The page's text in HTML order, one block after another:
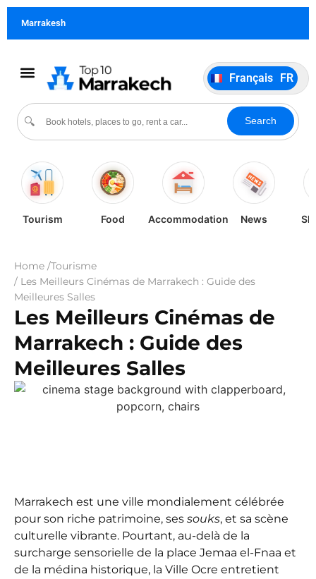
Marrakesh
🔍 Search
Français FR
Italiano IT
Português PT
Español
ES
Tourism Food Accommodation News
Home /Tourisme
/ Les Meilleurs Cinémas de Marrakech : Guide des
Meilleures Salles
Les Meilleurs Cinémas de
Marrakech : Guide des
Meilleures Salles
Marrakech est une ville mondialement célébrée
pour son riche patrimoine, ses souks, et sa scène
culturelle vibrante. Pourtant, au-delà de la
surcharge sensorielle de la place Jemaa el-Fnaa et
de la médina historique, la Ville Ocre entretient